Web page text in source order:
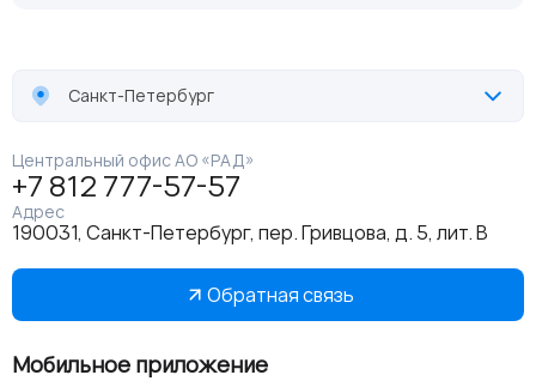
Санкт-Петербург
Центральный офис АО «РАД»
+7 812 777-57-57
Адрес
190031, Санкт-Петербург, пер. Гривцова, д. 5, лит. В
Обратная связь
Мобильное приложение